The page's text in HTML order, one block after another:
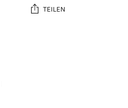
TEILEN